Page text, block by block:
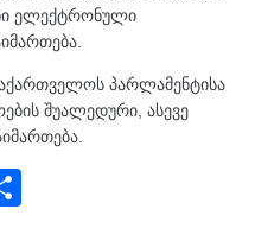
ელექტრონული
პარლამენტისა
შუალედური, ასევე